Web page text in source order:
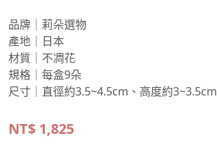
品牌｜莉朵選物
產地｜日本
材質｜不凋花
規格｜每盒9朵
尺寸｜直徑約3.5~4.5cm、高度約3~3.5cm
NT$ 1,825